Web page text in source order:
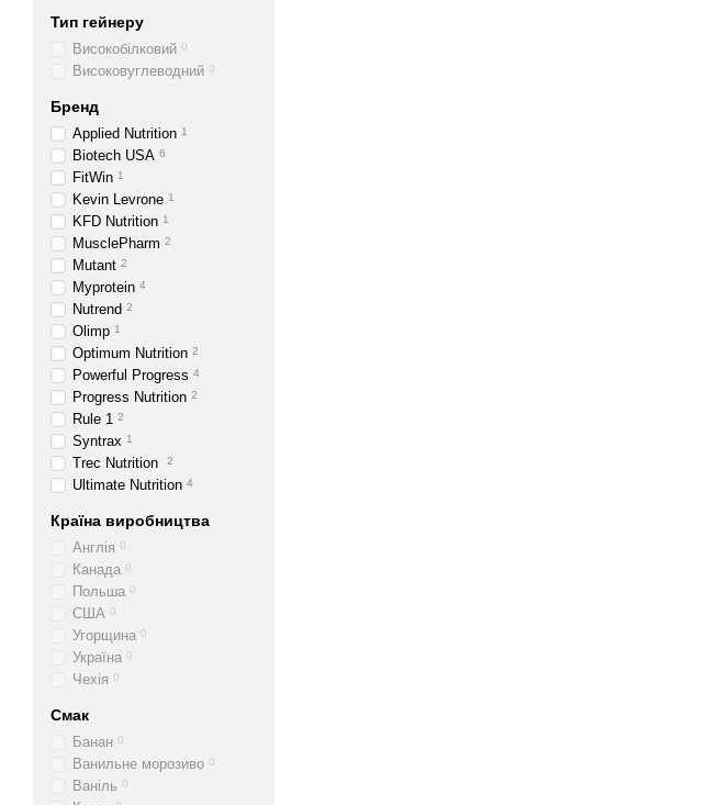
Тип гейнеру
Високобілковий 0
Високовуглеводний 0
Бренд
Applied Nutrition 1
Biotech USA 6
FitWin 1
Kevin Levrone 1
KFD Nutrition 1
MusclePharm 2
Mutant 2
Myprotein 4
Nutrend 2
Olimp 1
Optimum Nutrition 2
Powerful Progress 4
Progress Nutrition 2
Rule 1 2
Syntrax 1
Trec Nutrition 2
Ultimate Nutrition 4
Країна виробництва
Англія 0
Канада 0
Польша 0
США 0
Угорщина 0
Україна 0
Чехія 0
Смак
Банан 0
Ванильне морозиво 0
Ваніль 0